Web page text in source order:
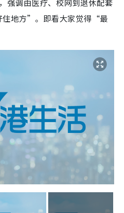
地方”。即看大家觉得“最